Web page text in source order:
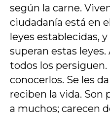
según la carne.
ciudadanía está en
leyes establecidas,
superan estas
todos los persiguen.
conocerlos. Se les
reciben la vida. Son
a muchos; carecen